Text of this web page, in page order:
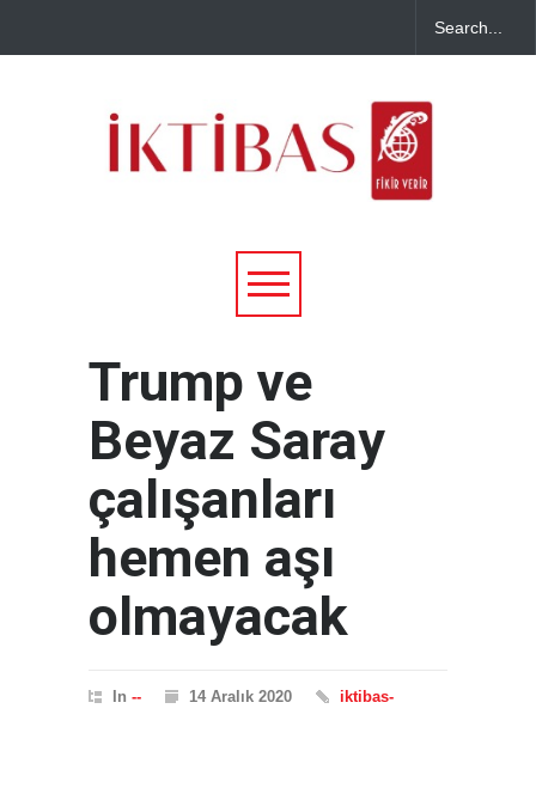
Trump ve
Beyaz Saray
çalışanları
hemen aşı
olmayacak
In -- 14 Aralık 2020 iktibas-